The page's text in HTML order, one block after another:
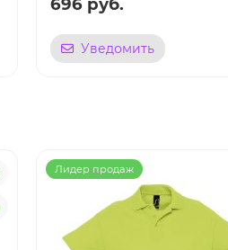
Уведомить
Лидер продаж